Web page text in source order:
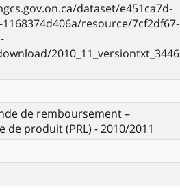
dataset/e451ca7d-
1168374d406a/resource/7cf2df67-
2010_11_versiontxt_3446
de remboursement –
de produit (PRL) - 2010/2011